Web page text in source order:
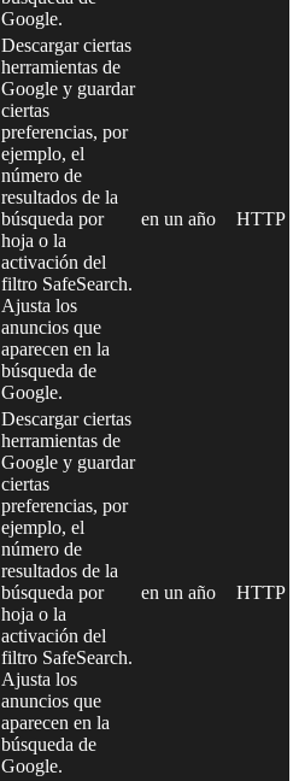
Google.
Descargar ciertas
herramientas de
Google y guardar
ciertas
preferencias, por
ejemplo, el
número de
resultados de la
búsqueda por
hoja o la
activación del
filtro SafeSearch.
Ajusta los
anuncios que
aparecen en la
búsqueda de
Google.
en un año HTTP
Descargar ciertas
herramientas de
Google y guardar
ciertas
preferencias, por
ejemplo, el
número de
resultados de la
búsqueda por
hoja o la
activación del
filtro SafeSearch.
Ajusta los
anuncios que
aparecen en la
búsqueda de
Google.
en un año HTTP